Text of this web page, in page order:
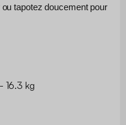
tapotez doucement pour
16.3 kg